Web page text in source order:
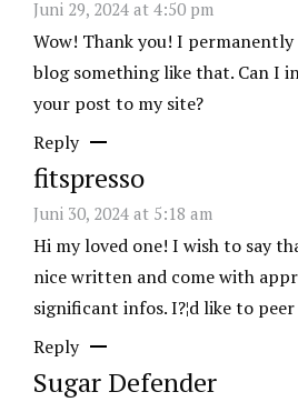
Juni 29, 2024 at 4:50 pm
Wow! Thank you! I
blog something like that. Can I
your post to my site?
Reply
fitspresso
Juni 30, 2024 at 5:18 am
Hi my loved one! I wish to say
nice written and come with
significant infos. I?¦d like to
Reply
Sugar Defender